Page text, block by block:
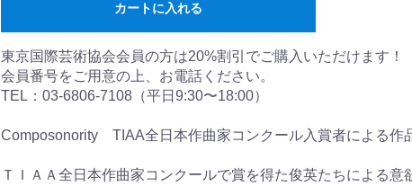
カートに入れる
東京国際芸術協会会員の方は20%割引でご購入いただけます！
会員番号をご用意の上、お電話ください。
TEL：03-6806-7108（平日9:30〜18:00）
Composonority TIAA全日本作曲家コンクール入賞者による作
ＴＩＡＡ全日本作曲家コンクールで賞を得た俊英たちによる意